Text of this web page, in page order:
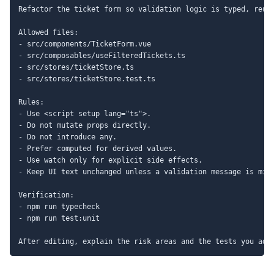
Refactor the ticket form so validation logic is typed,
Allowed files:
- src/components/TicketForm.vue
- src/composables/useFilteredTickets.ts
- src/stores/ticketStore.ts
- src/stores/ticketStore.test.ts
Rules:
- Use <script setup lang="ts">.
- Do not mutate props directly.
- Do not introduce any.
- Prefer computed for derived values.
- Use watch only for explicit side effects.
- Keep UI text unchanged unless a validation message is
Verification:
- npm run typecheck
- npm run test:unit